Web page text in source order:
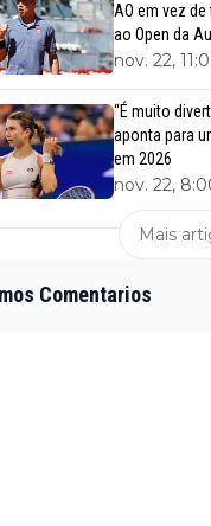
AO em vez
ao Open da
nov. 22,
“É muito
aponta para
em 2026
nov. 22,
Mais
Comentarios